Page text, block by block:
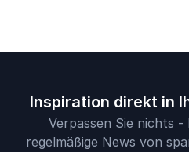
Inspiration direkt in
Verpassen Sie nichts
regelmäßige News von